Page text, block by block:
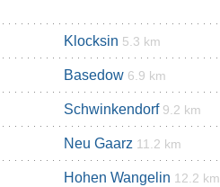
Klocksin 5.3 km
Basedow 6.9 km
Schwinkendorf 9.2 km
Neu Gaarz 11.2 km
Hohen Wangelin 12.2 km